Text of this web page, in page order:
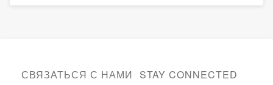
СВЯЗАТЬСЯ С НАМИ STAY CONNECTED